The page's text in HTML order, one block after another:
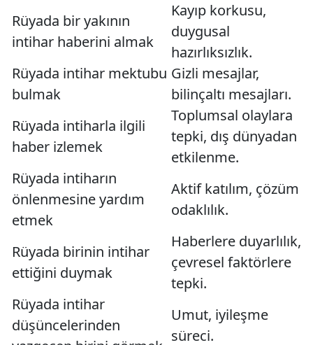
Rüyada bir yakının
intihar haberini almak
Kayıp korkusu,
duygusal
hazırlıksızlık.
Rüyada intihar mektubu
bulmak
Gizli mesajlar,
bilinçaltı mesajları.
Rüyada intiharla ilgili
haber izlemek
Toplumsal olaylara
tepki, dış dünyadan
etkilenme.
Rüyada intiharın
önlenmesine yardım
etmek
Aktif katılım, çözüm
odaklılık.
Rüyada birinin intihar
ettiğini duymak
Haberlere duyarlılık,
çevresel faktörlere
tepki.
Rüyada intihar
düşüncelerinden
Umut, iyileşme
süreci.